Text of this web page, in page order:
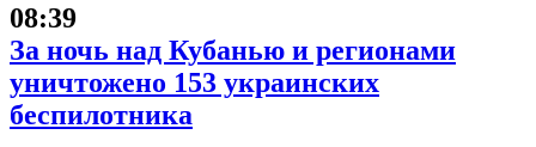
08:39
За ночь над Кубанью и регионами
уничтожено 153 украинских
беспилотника